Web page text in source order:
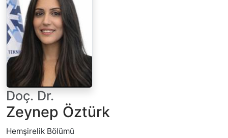
Doç. Dr.
Zeynep Öztürk
Hemşirelik Bölümü